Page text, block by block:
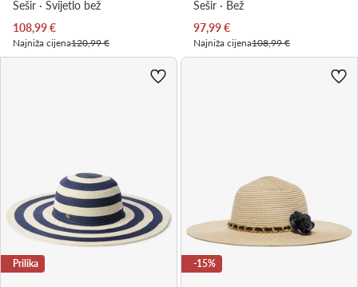
Šešir · Svijetlo bež
Trenutna cijena
108,99€
Najniža cijena120,99 €
Šešir · Bež
Trenutna cijena
97,99€
Najniža cijena108,99 €
Prilika -15%